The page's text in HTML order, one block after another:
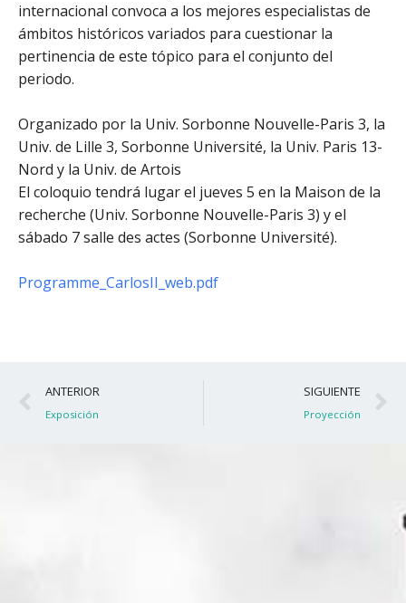
internacional convoca a los mejores especialistas de
ámbitos históricos variados para cuestionar la
pertinencia de este tópico para el conjunto del
periodo.
Organizado por la Univ. Sorbonne Nouvelle-Paris 3, la
Univ. de Lille 3, Sorbonne Université, la Univ. Paris 13-
Nord y la Univ. de Artois
El coloquio tendrá lugar el jueves 5 en la Maison de la
recherche (Univ. Sorbonne Nouvelle-Paris 3) y el
sábado 7 salle des actes (Sorbonne Université).
Programme_CarlosII_web.pdf
Ant
ANTERIOR
Exposición
SIGUIENTE
Proyección